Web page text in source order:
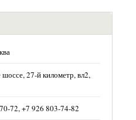
27-й километр, вл2,
72, +7 926 803-74-82